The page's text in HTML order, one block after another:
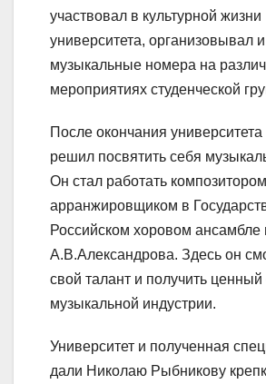
участвовал в культурной жизни
университета, организовывал
музыкальные номера на
мероприятиях студенческой
После окончания
решил посвятить себя
Он стал работать
арранжировщиком в
Российском хоровом ансамбле
А.В.Александрова. Здесь он
свой талант и получить
музыкальной индустрии.
Университет и полученная
дали Николаю Рыбникову